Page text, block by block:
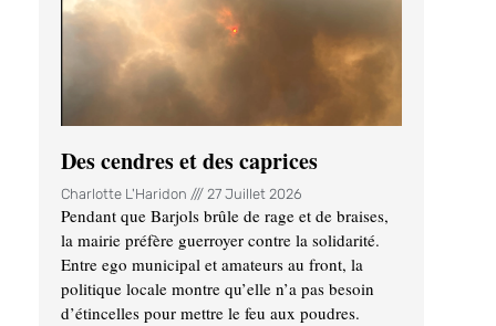
Des cendres et des caprices
Charlotte L'Haridon 27 Juillet 2026
Pendant que Barjols brûle de rage et de braises,
la mairie préfère guerroyer contre la solidarité.
Entre ego municipal et amateurs au front, la
politique locale montre qu’elle n’a pas besoin
d’étincelles pour mettre le feu aux poudres.